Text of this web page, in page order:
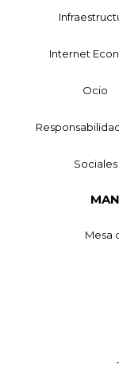
Internet
Ocio
Sociales
Mesa